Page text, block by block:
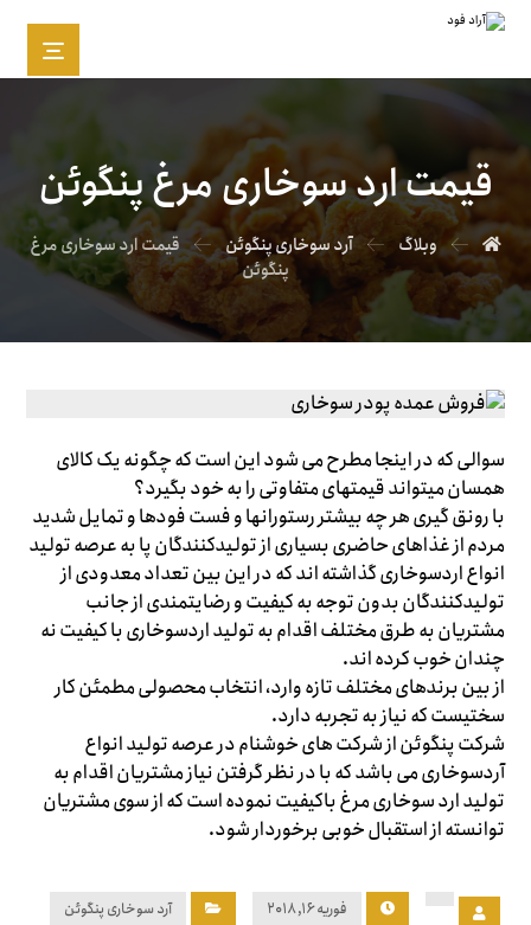
قیمت ارد سوخاری مرغ پنگوئن
وبلاگ آرد سوخاری پنگوئن
قیمت ارد سوخاری مرغ
پنگوئن
سوالی که در اینجا مطرح می شود این است که چگونه یک کالای
همسان میتواند قیمتهای متفاوتی را به خود بگیرد؟
با رونق گیری هر چه بیشتر رستورانها و فست فودها و تمایل شدید
مردم از غذاهای حاضری بسیاری از تولیدکنندگان پا به عرصه تولید
انواع اردسوخاری گذاشته اند که در این بین تعداد معدودی از
تولیدکنندگان بدون توجه به کیفیت و رضایتمندی از جانب
مشتریان به طرق مختلف اقدام به تولید اردسوخاری با کیفیت نه
چندان خوب کرده اند.
از بین برندهای مختلف تازه وارد، انتخاب محصولی مطمئن کار
سختیست که نیاز به تجربه دارد.
شرکت پنگوئن از شرکت های خوشنام در عرصه تولید انواع
آردسوخاری می باشد که با در نظر گرفتن نیاز مشتریان اقدام به
تولید ارد سوخاری مرغ باکیفیت نموده است که از سوی مشتریان
توانسته از استقبال خوبی برخوردار شود.
فوریه ۱۶, ۲۰۱۸ آرد سوخاری پنگوئن